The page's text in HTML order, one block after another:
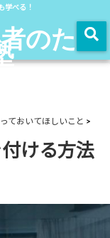
学べる！
のた
ておいてほしいこと
ける方法